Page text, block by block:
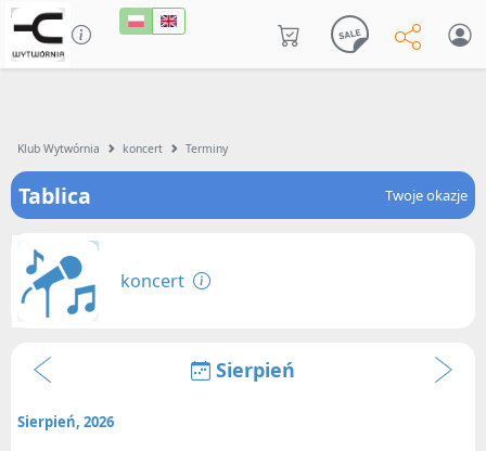
Klub Wytwórnia koncert Terminy
Tablica Twoje okazje
koncert
Sierpień
Sierpień, 2026